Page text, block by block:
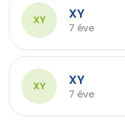
XY XY
7 éve
XY XY
7 éve